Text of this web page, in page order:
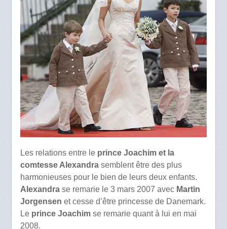
Les relations entre le prince Joachim et la
comtesse Alexandrasemblent être des plus
harmonieuses pour le bien de leurs deux enfants.
Alexandra se remarie le 3 mars 2007 avec Martin
Jorgensen et cesse d’être princesse de Danemark.
Le prince Joachimse remarie quant à lui en mai
2008.